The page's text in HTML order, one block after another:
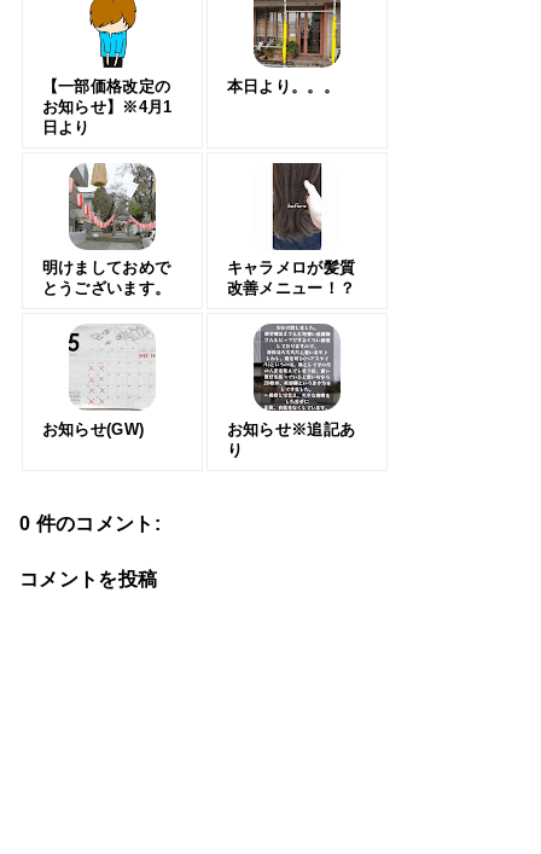
【一部価格改定の
お知らせ】※4月1
日より
本日より。。。
明けましておめで
とうございます。
キャラメロが髪質
改善メニュー！？
お知らせ(GW)
お知らせ※追記あ
り
0 件のコメント:
コメントを投稿